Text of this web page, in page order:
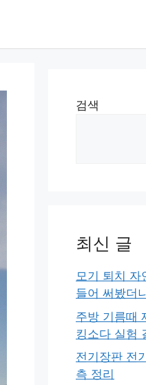
검색
최신 글
모기 퇴치 자
들어 써봤더
주방 기름때
킹소다 실험
전기장판 전
측 정리